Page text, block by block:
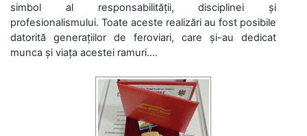
simbol al responsabilității, disciplinei și
profesionalismului. Toate aceste realizări au fost posibile
datorită generațiilor de feroviari, care și-au dedicat
munca și viața acestei ramuri....